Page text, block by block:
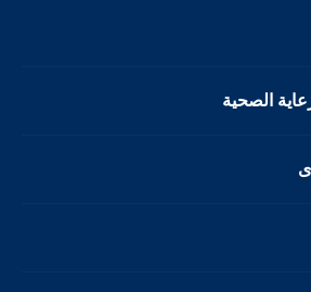
الصحية